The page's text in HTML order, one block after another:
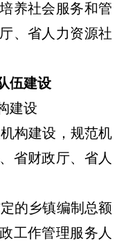
养社会服务和管
、省人力资源社
伍建设
建设
构建设，规范机
省财政厅、省人
的乡镇编制总额
工作管理服务人